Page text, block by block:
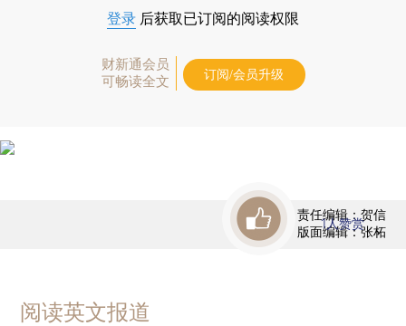
登录 后获取已订阅的阅读权限
财新通会员
可畅读全文
订阅/会员升级
责任编辑：贺信
版面编辑：张柘
1人赞赏
阅读英文报道